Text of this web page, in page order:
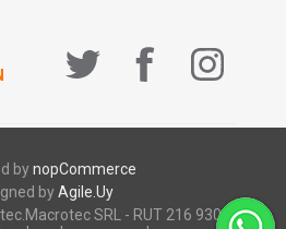
bynopCommerce
byAgile.Uy
SRL - RUT 216 930 920